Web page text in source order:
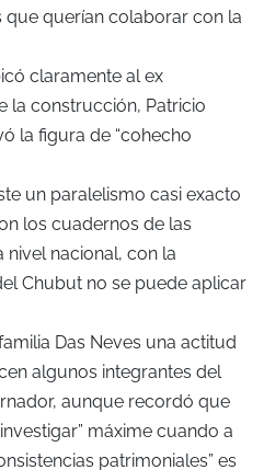
querían colaborar con la
claramente al ex
la construcción, Patricio
la figura de “cohecho
un paralelismo casi exacto
los cuadernos de las
nivel nacional, con la
Chubut no se puede aplicar
Das Neves una actitud
algunos integrantes del
aunque recordó que
máxime cuando a
patrimoniales” es